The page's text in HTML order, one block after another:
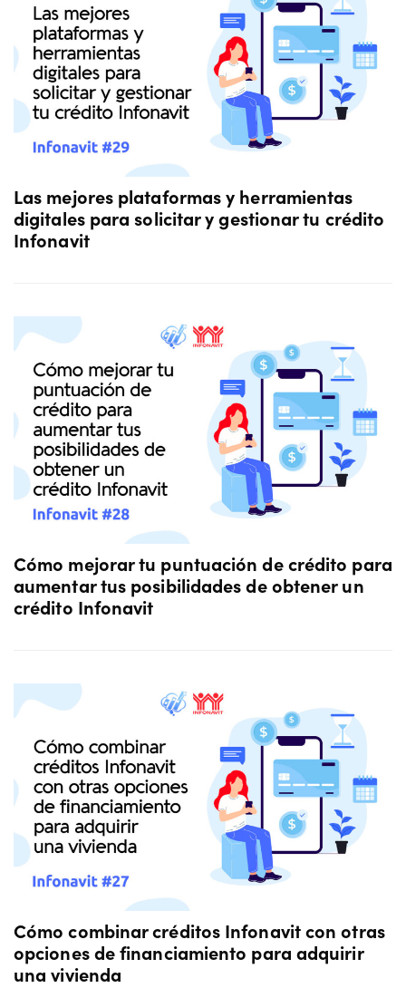
Las mejores plataformas y herramientas
digitales para solicitar y gestionar tu crédito
Infonavit
Cómo mejorar tu puntuación de crédito para
aumentar tus posibilidades de obtener un
crédito Infonavit
Cómo combinar créditos Infonavit con otras
opciones de financiamiento para adquirir
una vivienda